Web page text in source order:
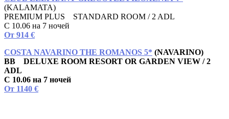
(KALAMATA)
PREMIUM PLUS STANDARD ROOM / 2 ADL
С 10.06 на 7 ночей
От 914 €
COSTA NAVARINO THE ROMANOS 5* (NAVARINO)
BB DELUXE ROOM RESORT OR GARDEN VIEW / 2
ADL
С 10.06 на 7 ночей
От 1140 €